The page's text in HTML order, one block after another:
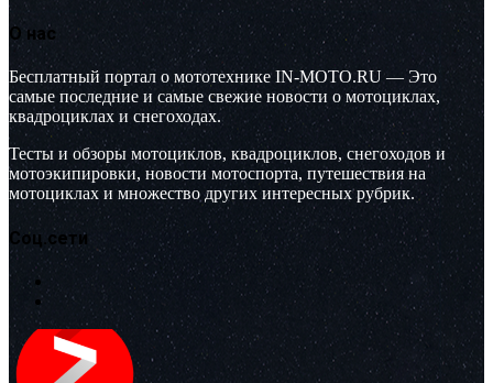
О нас
Бесплатный портал о мототехнике IN-MOTO.RU — Это
самые последние и самые свежие новости о мотоциклах,
квадроциклах и снегоходах.
Тесты и обзоры мотоциклов, квадроциклов, снегоходов и
мотоэкипировки, новости мотоспорта, путешествия на
мотоциклах и множество других интересных рубрик.
Соц.сети